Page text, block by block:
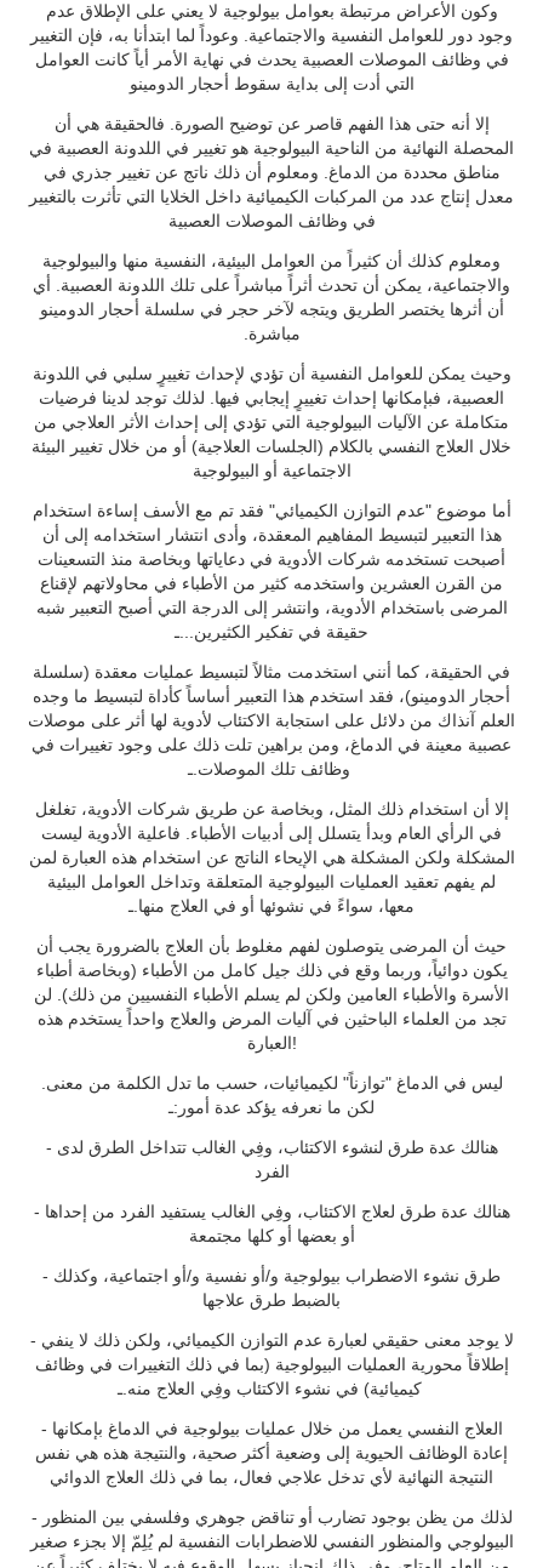
و‫كون الأعراض مرتبطة بعوامل بيولوجية لا يعني على الإطلاق عدم
وجود دور للعوامل النفسية والاجتماعية. وعوداً لما ابتدأنا به، فإن التغيير
في وظائف الموصلات العصبية يحدث في نهاية الأمر أياً كانت العوامل
‫إلا أنه حتى هذا الفهم قاصر عن توضيح الصورة. فالحقيقة هي أن
المحصلة النهائية من الناحية البيولوجية هو تغيير في اللدونة العصبية في
مناطق محددة من الدماغ. ومعلوم أن ذلك ناتج عن تغيير جذري في
معدل إنتاج عدد من المركبات الكيميائية داخل الخلايا التي تأثرت بالتغيير
‫ومعلوم كذلك أن كثيراً من العوامل البيئية، النفسية منها والبيولوجية
والاجتماعية، يمكن أن تحدث أثراً مباشراً على تلك اللدونة العصبية. أي
أن أثرها يختصر الطريق ويتجه لآخر حجر في سلسلة أحجار الدومينو
وحيث يمكن للعوامل النفسية أن تؤدي لإحداث تغييرٍ سلبي في اللدونة
العصبية، فبإمكانها إحداث تغييرٍ إيجابي فيها. لذلك توجد لدينا فرضيات
متكاملة عن الآليات البيولوجية التي تؤدي إلى إحداث الأثر العلاجي من
خلال العلاج النفسي بالكلام (الجلسات العلاجية) أو من خلال تغيير البيئة
الاجتماعية أو البيولوجية
أما موضوع "عدم التوازن الكيميائي" فقد تم مع الأسف إساءة استخدام
هذا التعبير لتبسيط المفاهيم المعقدة، وأدى انتشار استخدامه إلى أن
أصبحت تستخدمه شركات الأدوية في دعاياتها وبخاصة منذ التسعينات
من القرن العشرين واستخدمه كثير من الأطباء في محاولاتهم لإقناع
المرضى باستخدام الأدوية، وانتشر إلى الدرجة التي أصبح التعبير شبه
حقيقة في تفكير الكثيرين...ـ
في الحقيقة، كما أنني استخدمت مثالاً لتبسيط عمليات معقدة (سلسلة
أحجار الدومينو)، فقد استخدم هذا التعبير أساساً كأداة لتبسيط ما وجده
العلم آنذاك من دلائل على استجابة الاكتئاب لأدوية لها أثر على موصلات
عصبية معينة في الدماغ، ومن براهين تلت ذلك على وجود تغييرات في
إلا أن استخدام ذلك المثل، وبخاصة عن طريق شركات الأدوية، تغلغل
في الرأي العام وبدأ يتسلل إلى أدبيات الأطباء. فاعلية الأدوية ليست
المشكلة ولكن المشكلة هي الإيحاء الناتج عن استخدام هذه العبارة لمن
لم يفهم تعقيد العمليات البيولوجية المتعلقة وتداخل العوامل البيئية
معها، سواءً في نشوئها أو في العلاج منها.ـ
حيث أن المرضى يتوصلون لفهم مغلوط بأن العلاج بالضرورة يجب أن
يكون دوائياً، وربما وقع في ذلك جيل كامل من الأطباء (وبخاصة أطباء
الأسرة والأطباء العامين ولكن لم يسلم الأطباء النفسيين من ذلك). لن
تجد من العلماء الباحثين في آليات المرض والعلاج واحداً يستخدم هذه
العبارة!
ليس في الدماغ "توازناً" لكيميائيات، حسب ما تدل الكلمة من معنى.
لكن ما نعرفه يؤكد عدة أمور:ـ
- هنالك عدة طرق لنشوء الاكتئاب، وفِي الغالب تتداخل الطرق لدى
الفرد
- هنالك عدة طرق لعلاج الاكتئاب، وفِي الغالب يستفيد الفرد من إحداها
أو بعضها أو كلها مجتمعة
- طرق نشوء الاضطراب بيولوجية و/أو نفسية و/أو اجتماعية، وكذلك
بالضبط طرق علاجها
- لا يوجد معنى حقيقي لعبارة عدم التوازن الكيميائي، ولكن ذلك لا ينفي
إطلاقاً محورية العمليات البيولوجية (بما في ذلك التغييرات في وظائف
كيميائية) في نشوء الاكتئاب وفِي العلاج منه.ـ
- العلاج النفسي يعمل من خلال عمليات بيولوجية في الدماغ بإمكانها
إعادة الوظائف الحيوية إلى وضعية أكثر صحية، والنتيجة هذه هي نفس
النتيجة النهائية لأي تدخل علاجي فعال، بما في ذلك العلاج الدوائي
- لذلك من يظن بوجود تضارب أو تناقض جوهري وفلسفي بين المنظور
البيولوجي والمنظور النفسي للاضطرابات النفسية لم يُلِمّ إلا بجزء صغير